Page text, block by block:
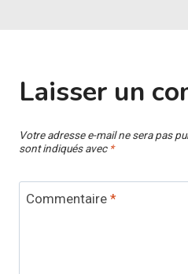
Laisser un
Votre adresse e-mail ne sera pas
sont indiqués avec *
Commentaire *